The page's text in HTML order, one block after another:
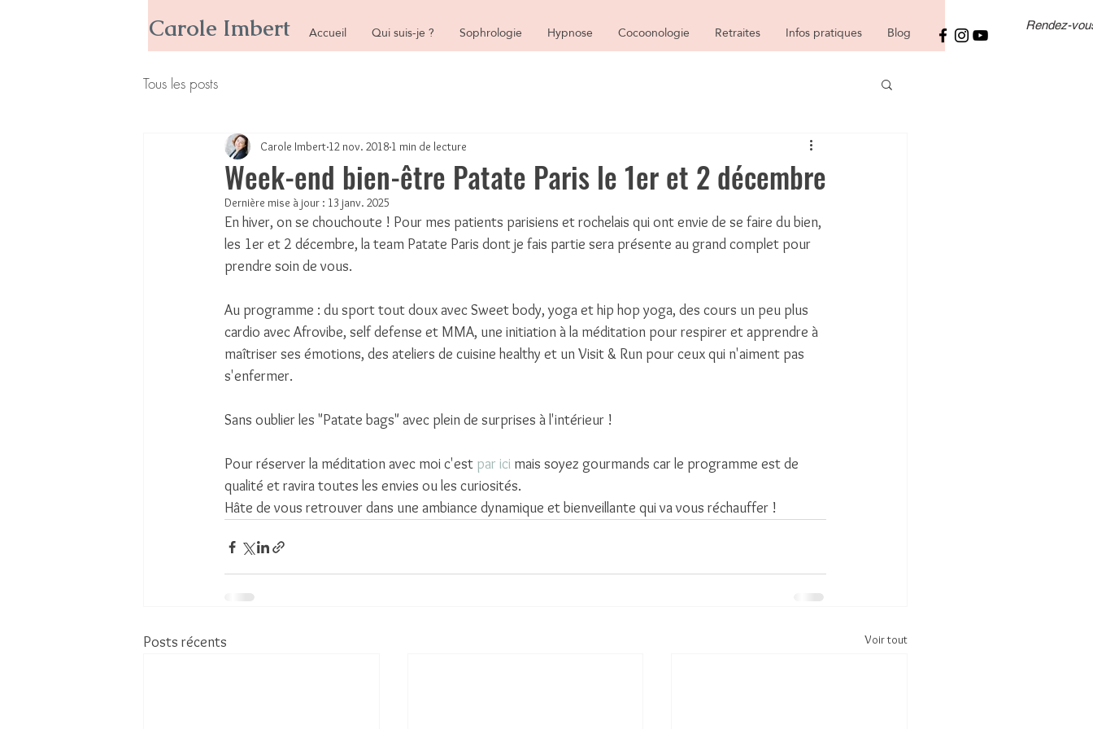
Carole Imbert Accueil Qui suis-je ? Sophrologie Hypnose Cocoonologie Retraites Infos pratiques Blog Rendez-
Tous les posts
Week-end bien-être Patate Paris le 1er et 2 décembre
Carole Imbert 12 nov. 2018 1 min de lecture
Dernière mise à jour : 13 janv. 2025
En hiver, on se chouchoute ! Pour mes patients parisiens et rochelais qui ont envie de se faire du bien,
les 1er et 2 décembre, la team Patate Paris dont je fais partie sera présente au grand complet pour
prendre soin de vous.
Au programme : du sport tout doux avec Sweet body, yoga et hip hop yoga, des cours un peu plus
cardio avec Afrovibe, self defense et MMA, une initiation à la méditation pour respirer et apprendre à
maîtriser ses émotions, des ateliers de cuisine healthy et un Visit & Run pour ceux qui n'aiment pas
s'enfermer.
Sans oublier les "Patate bags" avec plein de surprises à l'intérieur !
Pour réserver la méditation avec moi c'est par ici mais soyez gourmands car le programme est de
qualité et ravira toutes les envies ou les curiosités.
Hâte de vous retrouver dans une ambiance dynamique et bienveillante qui va vous réchauffer !
Posts récents Voir tout